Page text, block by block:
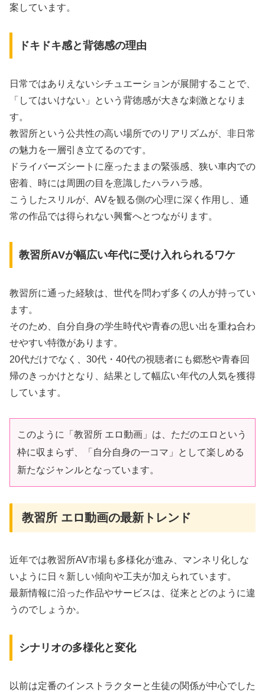
案しています。
ドキドキ感と背徳感の理由
日常ではありえないシチュエーションが展開することで、
「してはいけない」という背徳感が大きな刺激となりま
す。
教習所という公共性の高い場所でのリアリズムが、非日常
の魅力を一層引き立てるのです。
ドライバーズシートに座ったままの緊張感、狭い車内での
密着、時には周囲の目を意識したハラハラ感。
こうしたスリルが、AVを観る側の心理に深く作用し、通
常の作品では得られない興奮へとつながります。
教習所AVが幅広い年代に受け入れられるワケ
教習所に通った経験は、世代を問わず多くの人が持ってい
ます。
そのため、自分自身の学生時代や青春の思い出を重ね合わ
せやすい特徴があります。
20代だけでなく、30代・40代の視聴者にも郷愁や青春回
帰のきっかけとなり、結果として幅広い年代の人気を獲得
しています。
このように「教習所 エロ動画」は、ただのエロという
枠に収まらず、「自分自身の一コマ」として楽しめる
新たなジャンルとなっています。
教習所 エロ動画の最新トレンド
近年では教習所AV市場も多様化が進み、マンネリ化しな
いように日々新しい傾向や工夫が加えられています。
最新情報に沿った作品やサービスは、従来とどのように違
うのでしょうか。
シナリオの多様化と変化
以前は定番のインストラクターと生徒の関係が中心でした